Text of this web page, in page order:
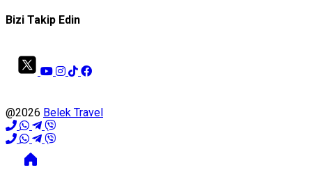
Bizi Takip Edin
@2026 Belek Travel